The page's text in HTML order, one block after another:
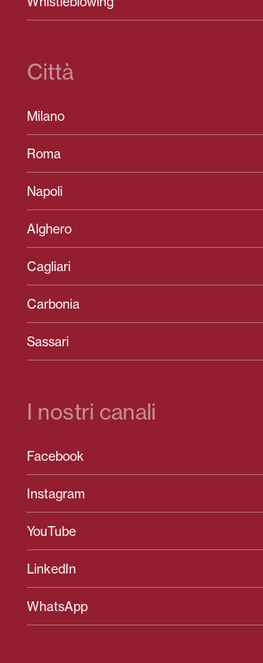
Città
Milano
Roma
Napoli
Alghero
Cagliari
Carbonia
Sassari
I nostri canali
Facebook
Instagram
YouTube
LinkedIn
WhatsApp